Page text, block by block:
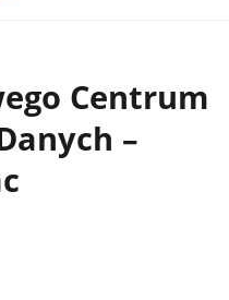
Centrum
–